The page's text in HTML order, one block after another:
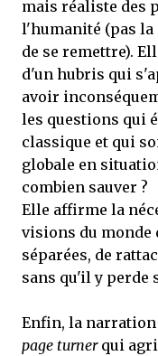
mais réaliste des
l'humanité (pas la
de se remettre).
d'un hubris qui
avoir
les questions qui
classique et qui
globale en
combien sauver ?
Elle affirme la
visions du
séparées, de
sans qu'il y perde
Enfin, la narration
page turnerqui